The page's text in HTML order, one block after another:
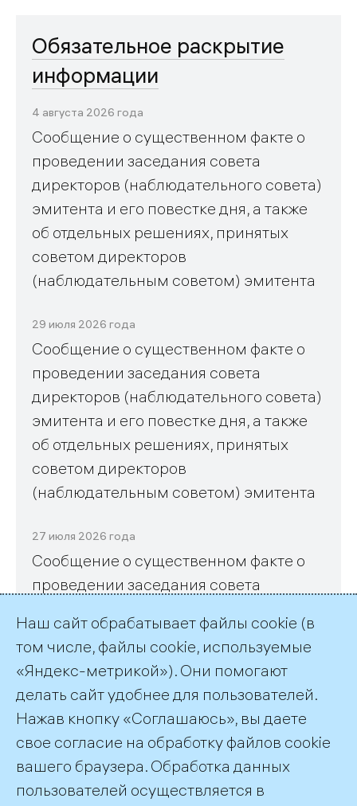
Обязательное раскрытие
информации
4 августа 2026 года
Сообщение о существенном факте о
проведении заседания совета
директоров (наблюдательного совета)
эмитента и его повестке дня, а также
об отдельных решениях, принятых
советом директоров
(наблюдательным советом) эмитента
29 июля 2026 года
Сообщение о существенном факте о
проведении заседания совета
директоров (наблюдательного совета)
эмитента и его повестке дня, а также
об отдельных решениях, принятых
советом директоров
(наблюдательным советом) эмитента
27 июля 2026 года
Сообщение о существенном факте о
проведении заседания совета
эмитента и его повестке дня, а также
об отдельных решениях, принятых
советом директоров
(наблюдательным советом) эмитента
Наш сайт обрабатывает файлы cookie (в
том числе, файлы cookie, используемые
«Яндекс-метрикой»). Они помогают
делать сайт удобнее для пользователей.
Нажав кнопку «Соглашаюсь», вы даете
свое согласие на обработку файлов cookie
вашего браузера. Обработка данных
пользователей осуществляется в